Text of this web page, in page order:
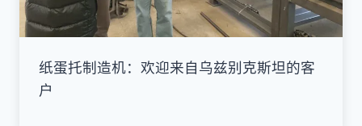
纸蛋托制造机：欢迎来自乌兹别克斯坦的客
户